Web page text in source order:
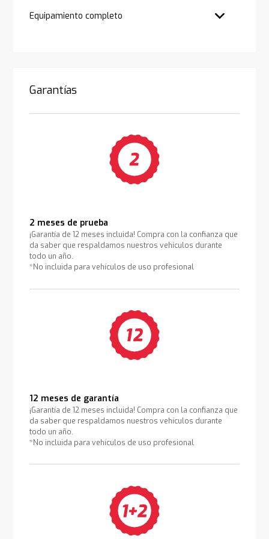
Equipamiento completo
Garantías
2 meses de prueba
¡Garantía de 12 meses incluida! Compra con la confianza que
da saber que respaldamos nuestros vehículos durante
todo un año.
*No incluida para vehículos de uso profesional
12 meses de garantía
¡Garantía de 12 meses incluida! Compra con la confianza que
da saber que respaldamos nuestros vehículos durante
todo un año.
*No incluida para vehículos de uso profesional